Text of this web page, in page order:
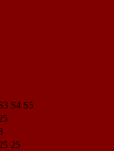
S4 S5
25